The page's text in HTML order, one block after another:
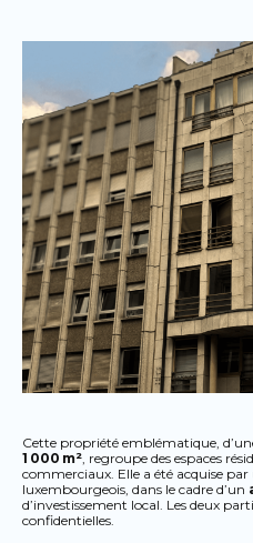
Cette propriété emblématique,
1 000 m² , regroupe des espaces
commerciaux. Elle a été acquise
luxembourgeois, dans le cadre d’un
d’investissement local. Les deux
confidentielles.